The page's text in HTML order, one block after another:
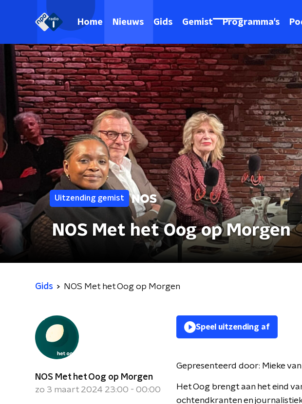
Home Nieuws Gids Gemist Programma's
Uitzending gemist
NOS Met het Oog op Morgen
Gids NOS Met het Oog op Morgen
NOS Met het Oog op Morgen
zo 3 maart 2024 23:00 - 00:00
Speel uitzending af
Gepresenteerd door: Mieke
Het Oog brengt aan het eind
ochtendkranten en